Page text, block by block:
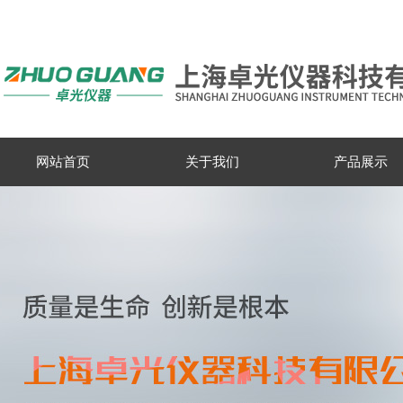
网站首页 关于我们 产品展示